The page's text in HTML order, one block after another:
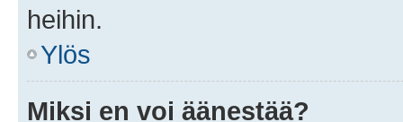
heihin.
Ylös
Miksi en voi äänestää?